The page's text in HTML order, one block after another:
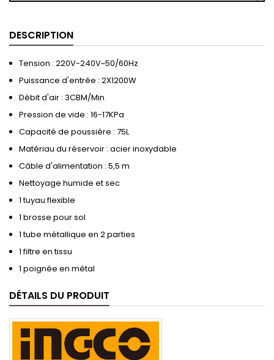
DESCRIPTION
Tension : 220V-240V~50/60Hz
Puissance d'entrée : 2X1200W
Débit d'air : 3CBM/Min
Pression de vide : 16-17KPa
Capacité de poussière : 75L
Matériau du réservoir : acier inoxydable
Câble d'alimentation : 5,5 m
Nettoyage humide et sec
1 tuyau flexible
1 brosse pour sol
1 tube métallique en 2 parties
1 filtre en tissu
1 poignée en métal
DÉTAILS DU PRODUIT